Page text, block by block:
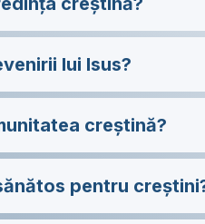
lui Isus?
creștină?
pentru